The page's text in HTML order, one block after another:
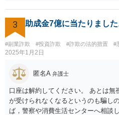
す。万一、裁判所から手紙が届くこ
談して下さい。対処しなければ、そ
す。お話が事実であれば、対処によ
ると考えられます。 いずれにしても
3 助成金7億に当たりまし
#副業詐欺 #投資詐欺 #詐欺の法的措置 #
2025年1月2日
匿名A 弁護士
口座は解約してください。 あとは
が受けられなくなるというのも騙し
ば，警察や消費生活センターへ相談